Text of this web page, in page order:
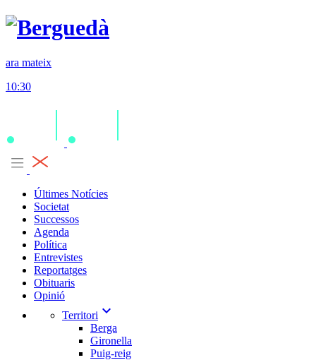
ara mateix
10:30
Últimes Notícies
Societat
Successos
Agenda
Política
Entrevistes
Reportatges
Obituaris
Opinió
Territori expand_more
Berga
Gironella
Puig-reig